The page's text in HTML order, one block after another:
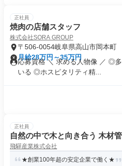
正社員
焼肉の店舗スタッフ
株式会社SORA GROUP
〒506-0054岐阜県高山市岡本町
月給28万円～35万円
応募資格 ＼ 求める人物像 ／ ◎
いる ◎ホスピタリティ精...
正社員
自然の中で木と向き合う 木材
飛驒産業株式会社
★創業100年超の安定企業で働く★